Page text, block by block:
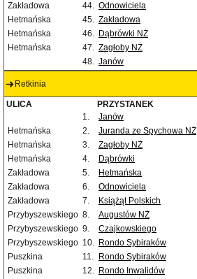
Zakładowa
44. Odnowiciela
Hetmańska
45. Zakładowa
Hetmańska
46. Dąbrówki NŻ
Hetmańska
47. Zagłoby NŻ
48. Janów
Retkinia
ULICA PRZYSTANEK
1.
Janów
Hetmańska
2. Juranda ze Spychowa NŻ
Hetmańska
3. Zagłoby NŻ
Hetmańska
4. Dąbrówki
Zakładowa
5. Hetmańska
Zakładowa
6. Odnowiciela
Zakładowa
7. Książąt Polskich
Przybyszewskiego 8. Augustów NŻ
Przybyszewskiego 9. Czajkowskiego
Przybyszewskiego 10. Rondo Sybiraków
Puszkina
11. Rondo Sybiraków
Puszkina
12. Rondo Inwalidów